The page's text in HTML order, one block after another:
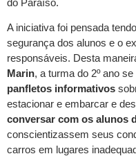
A iniciativa foi pensada
segurança dos alunos e o
responsáveis. Desta
Marin, a turma do 2º ano
panfletos informativos
estacionar e embarcar e
conversar com os alunos
conscientizassem seus
carros em lugares